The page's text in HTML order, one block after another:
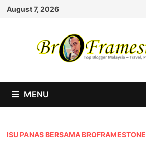
Skip
August 7, 2026
MENU
ISU PANAS BERSAMA BROFRAMESTONE